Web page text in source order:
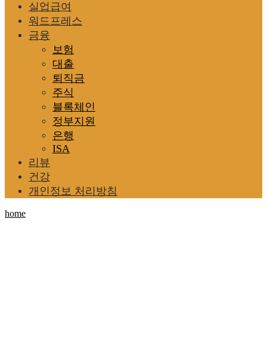
실업급여
워드프레스
금융
보험
대출
퇴직금
주식
블록체인
정부지원
은행
ISA
리뷰
건강
개인정보 처리방침
home